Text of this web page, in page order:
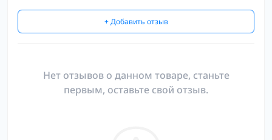
+ Добавить отзыв
Нет отзывов о данном товаре, станьте
первым, оставьте свой отзыв.